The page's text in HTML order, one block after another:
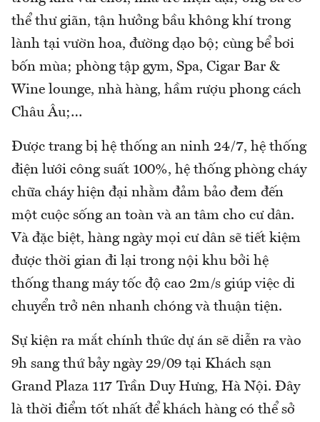
thể thư giãn, tận hưởng bầu không khí trong
lành tại vườn hoa, đường dạo bộ; cùng bể bơi
bốn mùa; phòng tập gym, Spa, Cigar Bar &
Wine lounge, nhà hàng, hầm rượu phong cách
Châu Âu;…
Được trang bị hệ thống an ninh 24/7, hệ thống
điện lưới công suất 100%, hệ thống phòng cháy
chữa cháy hiện đại nhằm đảm bảo đem đến
một cuộc sống an toàn và an tâm cho cư dân.
Và đặc biệt, hàng ngày mọi cư dân sẽ tiết kiệm
được thời gian đi lại trong nội khu bởi hệ
thống thang máy tốc độ cao 2m/s giúp việc di
chuyển trở nên nhanh chóng và thuận tiện.
Sự kiện ra mắt chính thức dự án sẽ diễn ra vào
9h sang thứ bảy ngày 29/09 tại Khách sạn
Grand Plaza 117 Trần Duy Hưng, Hà Nội. Đây
là thời điểm tốt nhất để khách hàng có thể sở